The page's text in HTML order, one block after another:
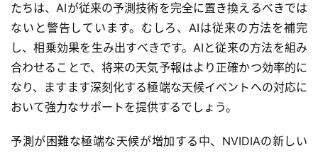
A
I
ツ
ー
ル
セ
ッ
ト
たちは、AIが従来の予測技術を完全に置き換えるべきでは
ないと警告しています。むしろ、AIは従来の方法を補完
し、相乗効果を生み出すべきです。AIと従来の方法を組み
合わせることで、将来の天気予報はより正確かつ効率的に
なり、ますます深刻化する極端な天候イベントへの対応に
おいて強力なサポートを提供するでしょう。
予測が困難な極端な天候が増加する中、NVIDIAの新しい